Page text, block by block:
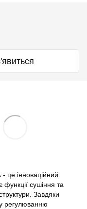
- це інноваційний
сушіння та
Завдяки
регулюванню